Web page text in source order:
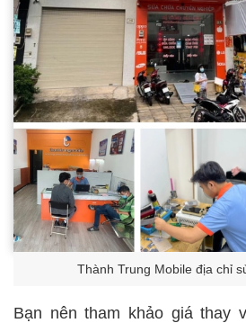
Thành Trung Mobile địa chỉ
Bạn nên tham khảo giá thay